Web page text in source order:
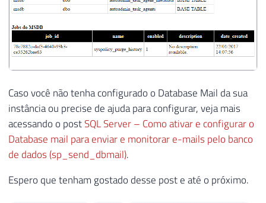
213
214
215
216
217
218
return retorno;
}
}
33
34
36
39
40
41
@Fl_Append = 0 -- bit
-- Envia o e-mail
EXEC msdb .dbo.sp_send_dbmail
@subject = N'Teste de e-mail' , --
@body = @HTML, -- nvarchar(max)
@body_format
= 'HTML'
Caso você não tenha configurado o Database Mail da sua
instância ou precise de ajuda para configurar, veja mais
acessando o postSQL Server – Como ativar e configurar o
Database mail para enviar e monitorar e-mails pelo banco
de dados (sp_send_dbmail).
Espero que tenham gostado desse post e até o próximo.